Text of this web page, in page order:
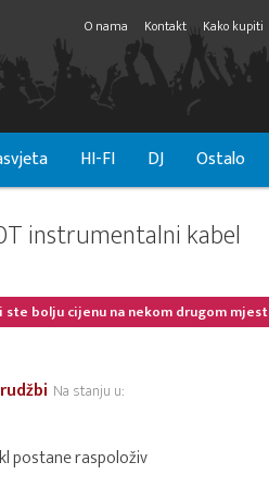
O nama Kontakt Kako kupiti
HI-FI DJ Ostalo
instrumentalni kabel
bolju cijenu na nekom drugom
Na stanju u:
postane raspoloživ